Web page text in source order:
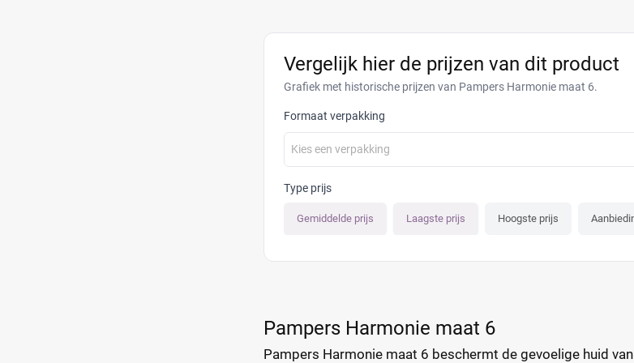
Vergelijk hier de prijzen van dit product
Grafiek met historische prijzen van Pampers Harmonie maat 6.
Formaat verpakking
Kies een verpakking
Type prijs
Gemiddelde prijs Laagste prijs Hoogste prijs
Pampers Harmonie maat 6
Pampers Harmonie maat 6 beschermt de gevoelige huid